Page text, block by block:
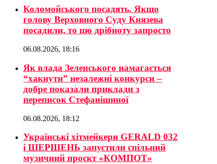
Коломойського посадять. Якщо
голову Верховного Суду Князева
посадили, то цю дрібноту запросто
06.08.2026, 18:16
Як влада Зеленського намагається
“хакнути” незалежні конкурси –
добре показали приклади з
переписок Стефанішиної
06.08.2026, 18:12
Українські хітмейкери GERALD 032
і ШЕРШЕНЬ запустили спільний
музичний проєкт «КОМПОТ»